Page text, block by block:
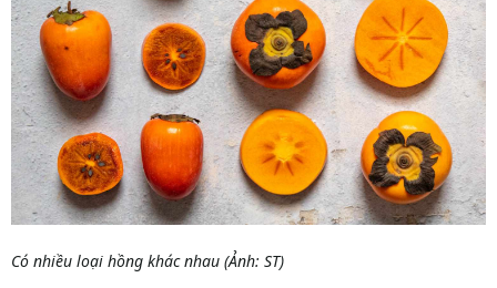
Có nhiều loại hồng khác nhau (Ảnh: ST)